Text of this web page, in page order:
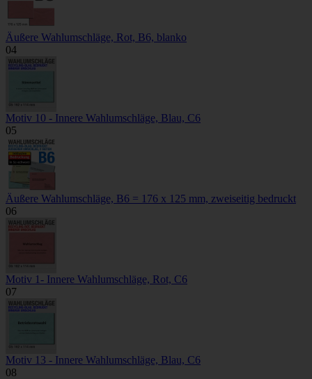
Äußere Wahlumschläge, Rot, B6, blanko
04
Motiv 10 - Innere Wahlumschläge, Blau, C6
05
Äußere Wahlumschläge, B6 = 176 x 125 mm, zweiseitig bedruckt
06
Motiv 1- Innere Wahlumschläge, Rot, C6
07
Motiv 13 - Innere Wahlumschläge, Blau, C6
08